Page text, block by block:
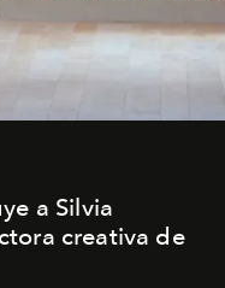
a Silvia
creativa de